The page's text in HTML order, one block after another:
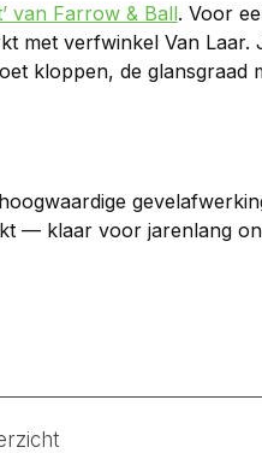
van Farrow & Ball. Voor
met verfwinkel Van Laar.
kloppen, de glansgraad
— klaar voor jarenlang